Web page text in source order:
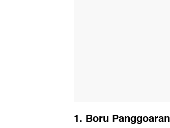
1. Boru Panggoaran